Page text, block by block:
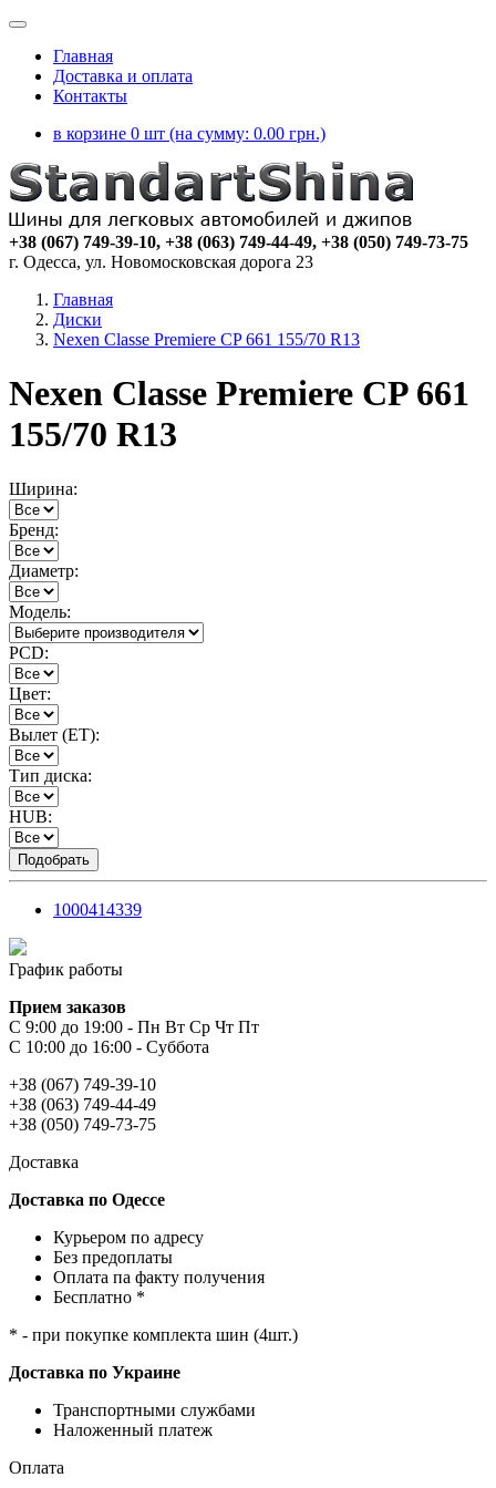
Главная
Доставка и оплата
Контакты
в корзине 0 шт (на сумму: 0.00 грн.)
+38 (067) 749-39-10, +38 (063) 749-44-49, +38 (050) 749-73-75
г. Одесса, ул. Новомосковская дорога 23
Главная
Диски
Nexen Classe Premiere CP 661 155/70 R13
Nexen Classe Premiere CP 661
155/70 R13
Ширина:
Бренд:
Диаметр:
Модель:
PCD:
Цвет:
Вылет (ET):
Тип диска:
HUB:
1000414339
График работы
Прием заказов
С 9:00 до 19:00 - Пн Вт Ср Чт Пт
С 10:00 до 16:00 - Суббота
+38 (067) 749-39-10
+38 (063) 749-44-49
+38 (050) 749-73-75
Доставка
Доставка по Одессе
Курьером по адресу
Без предоплаты
Оплата па факту получения
Бесплатно *
* - при покупке комплекта шин (4шт.)
Доставка по Украине
Транспортными службами
Наложенный платеж
Оплата